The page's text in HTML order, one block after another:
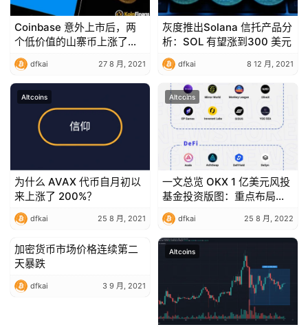
Coinbase 意外上市后，两
个低价值的山寨币上涨了
50% 以上
dfkai 27 8 月, 2021
灰度推出Solana 信托产品分
析：SOL 有望涨到300 美元
dfkai 8 12 月, 2021
Altcoins
为什么 AVAX 代币自月初以
来上涨了 200%？
dfkai 25 8 月, 2021
Altcoins
一文总览 OKX 1 亿美元风投
基金投资版图：重点布局基
础设施，助力多链生态发展
dfkai 25 8 月, 2022
Altcoins
加密货币市场价格连续第二
天暴跌
dfkai 3 9 月, 2021
Altcoins